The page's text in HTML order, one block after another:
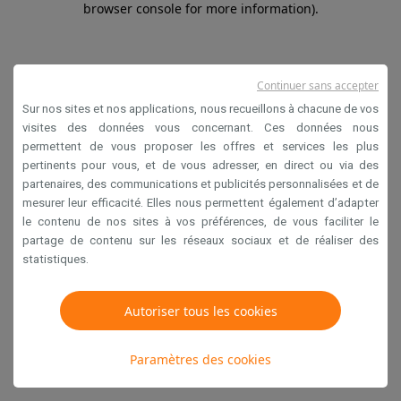
browser console for more information).
Sur nos sites et nos applications, nous recueillons à chacune de vos
visites des données vous concernant. Ces données nous
permettent de vous proposer les offres et services les plus
pertinents pour vous, et de vous adresser, en direct ou via des
partenaires, des communications et publicités personnalisées et de
mesurer leur efficacité. Elles nous permettent également d’adapter
le contenu de nos sites à vos préférences, de vous faciliter le
partage de contenu sur les réseaux sociaux et de réaliser des
statistiques.
Autoriser tous les cookies
Paramètres des cookies
Continuer sans accepter